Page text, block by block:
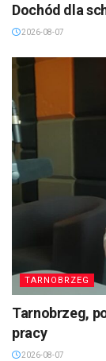
Dochód dla
2026-08-07
TARNOBRZEG
Tarnobrzeg,
pracy
2026-08-07